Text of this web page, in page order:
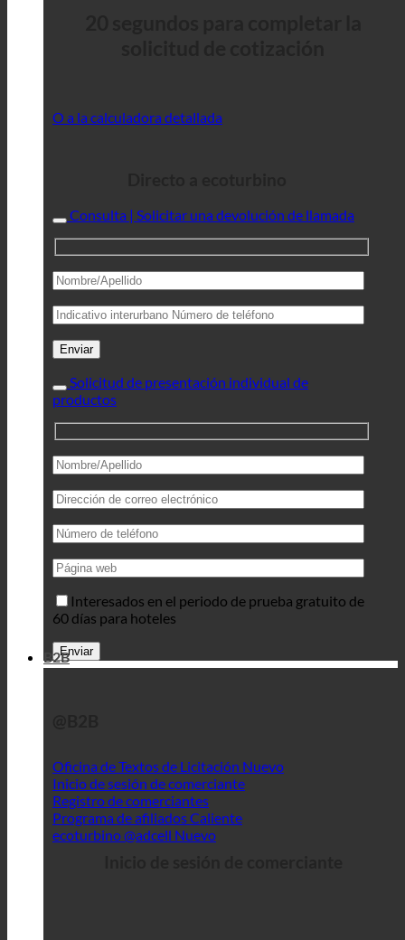
O a la calculadora detallada
Consulta | Solicitar una devolución de llamada
Solicitud de presentación individual de
productos
Interesados en el periodo de prueba gratuito de
60 días para hoteles
B2B
Oficina de Textos de Licitación
Inicio de sesión de comerciante
Registro de comerciantes
Programa de afiliados
ecoturbino @adcell